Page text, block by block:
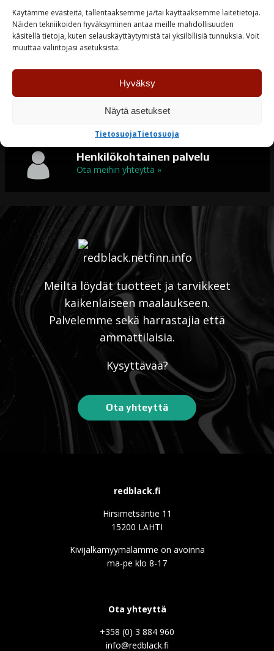
Käytämme evästeitä, tallentaaksemme ja/tai käyttääksemme laitetietoja.
Näiden tekniikoiden hyväksyminen antaa meille mahdollisuuden
käsitellä tietoja, kuten selauskäyttäytymistä tai yksilöllisiä tunnuksia. Voit
muuttaa valintojasi asetuksista.
Hyväksy
Näytä asetukset
TietosuojaTietosuoja
Nopea toimitus
Tuotteet lähtevät asiakkaalle tilauspäivänä tai
Erikoismaalit
Maalit kaikkeen maalaamiseen
Henkilökohtainen palvelu
Ota meihin yhteyttä »
Meiltä löydät tuotteet ja tarvikkeet
kaikenlaiseen maalaukseen.
Palvelemme sekä harrastajia että
ammattilaisia.
Kysyttävää?
Ota yhteyttä
redblack.fi
Hirsimetsäntie 11
15200 LAHTI
Kivijalkamyymälämme on avoinna
ma-pe klo 8-17
Ota yhteyttä
+358 (0) 3 884 960
info@redblack.f